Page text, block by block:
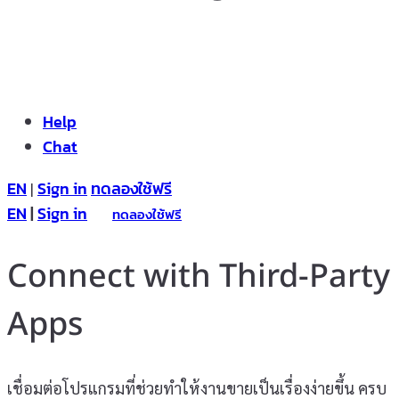
Help
Chat
EN | Sign in ทดลองใช้ฟรี
EN|Sign in ทดลองใช้ฟรี
Connect with Third-Party
Apps
เชื่อมต่อโปรแกรมที่ช่วยทำให้งานขายเป็นเรื่องง่ายขึ้น ครบ